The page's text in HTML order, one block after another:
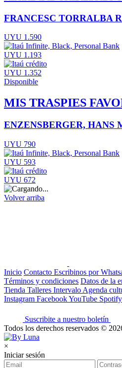
FRANCESC TORRALBA
UYU 1.590
UYU 1.193
UYU 1.352
Disponible
MIS TRASPIES
ENZENSBERGER, HANS
UYU 790
UYU 593
UYU 672
Volver arriba
Inicio Contacto Escribinos por
Términos y condiciones Datos de la
Tienda Talleres Intervalo Agenda
Instagram FacebookYouTube Spotify
Suscribite a nuestro boletín
Todos los derechos reservados ©
×
Iniciar sesión